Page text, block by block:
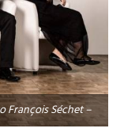
François Séchet –